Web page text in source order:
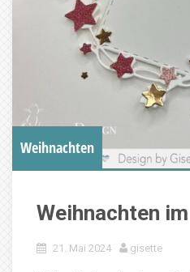
Weihnachten
Weihnachten
21. Mai 2024 gisette